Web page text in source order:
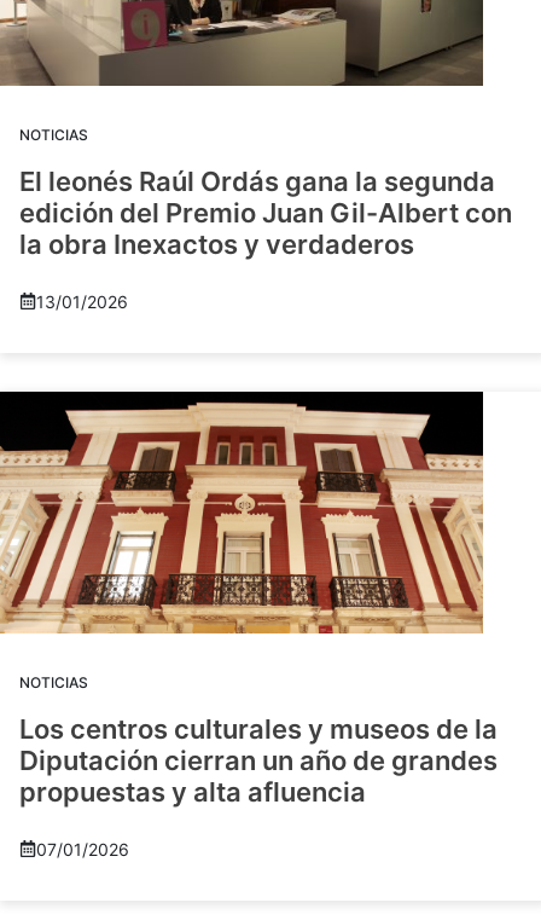
NOTICIAS
El leonés Raúl Ordás gana la segunda
edición del Premio Juan Gil-Albert con
la obra Inexactos y verdaderos
13/01/2026
NOTICIAS
Los centros culturales y museos de la
Diputación cierran un año de grandes
propuestas y alta afluencia
07/01/2026